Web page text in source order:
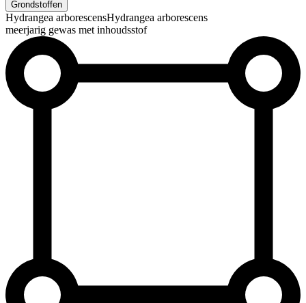
Grondstoffen
Hydrangea arborescensHydrangea arborescens
meerjarig gewas met inhoudsstof